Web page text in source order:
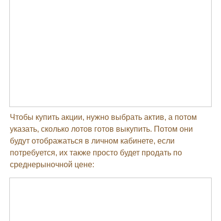
Чтобы купить акции, нужно выбрать актив, а потом
указать, сколько лотов готов выкупить. Потом они
будут отображаться в личном кабинете, если
потребуется, их также просто будет продать по
среднерыночной цене: